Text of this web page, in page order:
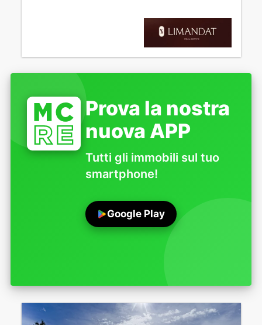
Prova la nostra
nuova APP
Tutti gli immobili sul tuo
smartphone!
Google Play